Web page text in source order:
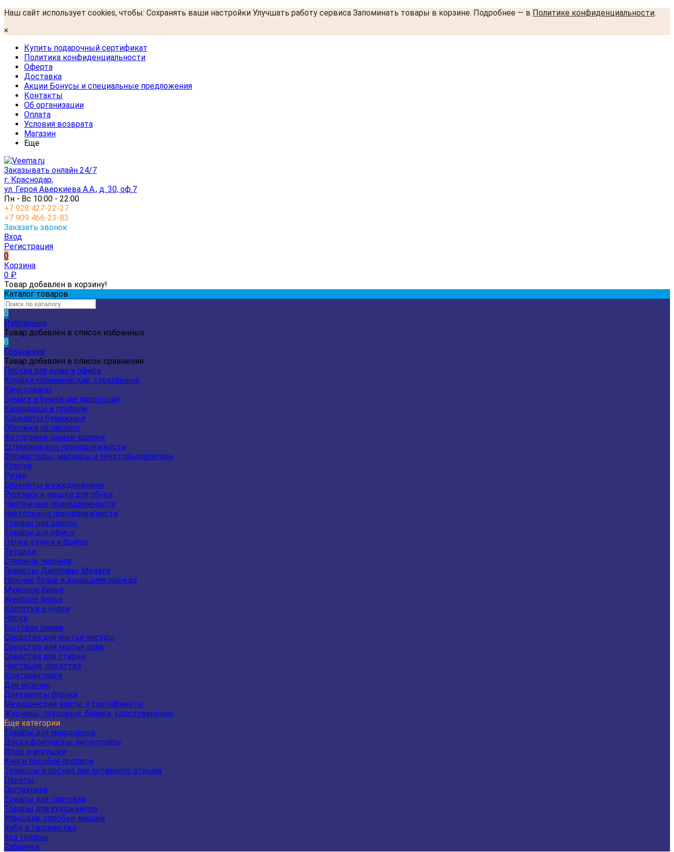
Наш сайт использует cookies, чтобы: Сохранять ваши настройки Улучшать работу сервиса Запоминать товары в корзине. Подробнее — в Политике конфиденциальности.
×
Купить подарочный сертификат
Политика конфиденциальности
Оферта
Доставка
Акции Бонусы и специальные предложения
Контакты
Об организации
Оплата
Условия возврата
Магазин
Еще
Заказывать онлайн 24/7
г. Краснодар,
ул. Героя Аверкиева А.А., д. 30, оф.7
Пн - Вс 10:00 - 22:00
+7 928 427-22-27
+7 909 466-23-83
Заказать звонок
Вход
Регистрация
0
Корзина
0 ₽
Товар добавлен в корзину!
Каталог товаров
0
Избранные
Товар добавлен в список избранных
0
Сравнение
Товар добавлен в список сравнения
Посуда для дома и офиса
Кружки керамические, стеклянные
Канцтовары
Бумага и бумажная продукция
Карандаши и грифели
Конверты бумажные
Обложки на паспорт
Фоторамки, рамки-коллаж
Штемпельные принадлежности
Фломастеры, маркеры и текстовыделители
Краски
Ручки
Блокноты и ежедневники
Рюкзаки и мешки для обуви
Чертежные принадлежности
Настольные принадлежности
Товары для школы
Товары для офиса
Папки, сумки и файлы
Тетради
Стержни, чернила
Грамоты, Дипломы, Медали
Нижнее белье и домашняя одежда
Мужское белье
Женское белье
Колготки и чулки
Носки
Бытовая химия
Средства для мытья посуды
Средство для мытья пола
Средства для стирки
Чистящие средства
Кожгалантерея
Для мужчин
Документы бланки
Медицинские карты и сертификаты
Журналы, трудовые, бланки, удостоверения
Еще категории
Товары для праздников
Доски,флипчарты, аксессуары
Игры и игрушки
Книги пособия прописи
Термосы и посуда для активного отдыха
Пакеты
Оргтехника
Товары для торговли
Товары для художников
Упаковка, коробки, мешки
Хоби и творчество
Хоз товары
Таблички